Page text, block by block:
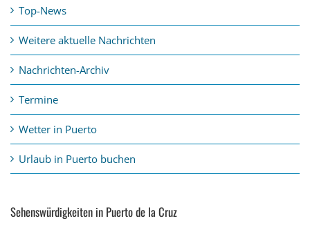
Top-News
Weitere aktuelle Nachrichten
Nachrichten-Archiv
Termine
Wetter in Puerto
Urlaub in Puerto buchen
Sehenswürdigkeiten in Puerto de la Cruz